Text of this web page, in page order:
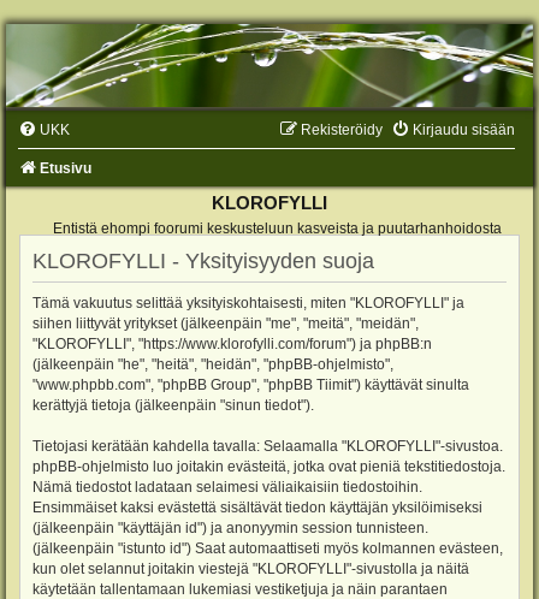
UKK Kirjaudu sisään
Rekisteröidy
Etusivu
KLOROFYLLI
Entistä ehompi foorumi keskusteluun kasveista ja puutarhanhoidosta
KLOROFYLLI - Yksityisyyden suoja
Tämä vakuutus selittää yksityiskohtaisesti, miten "KLOROFYLLI" ja
siihen liittyvät yritykset (jälkeenpäin "me", "meitä", "meidän",
"KLOROFYLLI", "https://www.klorofylli.com/forum") ja phpBB:n
(jälkeenpäin "he", "heitä", "heidän", "phpBB-ohjelmisto",
"www.phpbb.com", "phpBB Group", "phpBB Tiimit") käyttävät sinulta
kerättyjä tietoja (jälkeenpäin "sinun tiedot").
Tietojasi kerätään kahdella tavalla: Selaamalla "KLOROFYLLI"-sivustoa.
phpBB-ohjelmisto luo joitakin evästeitä, jotka ovat pieniä tekstitiedostoja.
Nämä tiedostot ladataan selaimesi väliaikaisiin tiedostoihin.
Ensimmäiset kaksi evästettä sisältävät tiedon käyttäjän yksilöimiseksi
(jälkeenpäin "käyttäjän id") ja anonyymin session tunnisteen.
(jälkeenpäin "istunto id") Saat automaattiseti myös kolmannen evästeen,
kun olet selannut joitakin viestejä "KLOROFYLLI"-sivustolla ja näitä
käytetään tallentamaan lukemiasi vestiketjuja ja näin parantaen